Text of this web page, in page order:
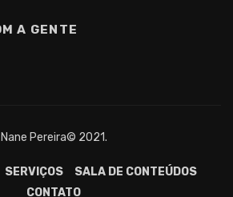
A GENTE
Nane Pereira© 2021.
SERVIÇOS
SALA DE CONTEÚDOS
CONTATO